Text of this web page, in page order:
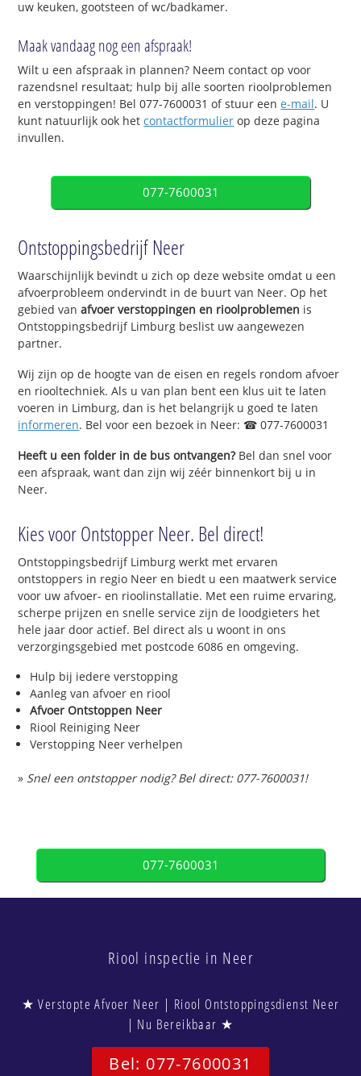
uw keuken, gootsteen of wc/badkamer.
Maak vandaag nog een afspraak!
Wilt u een afspraak in plannen? Neem contact op voor
razendsnel resultaat; hulp bij alle soorten rioolproblemen
en verstoppingen! Bel 077-7600031 of stuur eene-mail. U
kunt natuurlijk ook hetcontactformulier op deze pagina
invullen.
077-7600031
Ontstoppingsbedrijf Neer
Waarschijnlijk bevindt u zich op deze website omdat u een
afvoerprobleem ondervindt in de buurt van Neer. Op het
gebied vanafvoer verstoppingen en rioolproblemen is
Ontstoppingsbedrijf Limburg beslist uw aangewezen
partner.
Wij zijn op de hoogte van de eisen en regels rondom afvoer
en riooltechniek. Als u van plan bent een klus uit te laten
voeren in Limburg, dan is het belangrijk u goed te laten
informeren. Bel voor een bezoek in Neer: ☎ 077-7600031
Heeft u een folder in de bus ontvangen?Bel dan snel voor
een afspraak, want dan zijn wij zéér binnenkort bij u in
Neer.
Kies voor Ontstopper Neer. Bel direct!
Ontstoppingsbedrijf Limburg werkt met ervaren
ontstoppers in regio Neer en biedt u een maatwerk service
voor uw afvoer- en rioolinstallatie. Met een ruime ervaring,
scherpe prijzen en snelle service zijn de loodgieters het
hele jaar door actief. Bel direct als u woont in ons
verzorgingsgebied met postcode 6086 en omgeving.
Hulp bij iedere verstopping
Aanleg van afvoer en riool
Afvoer Ontstoppen Neer
Riool Reiniging Neer
Verstopping Neer verhelpen
» Snel een ontstopper nodig? Bel direct: 077-7600031!
077-7600031
Riool inspectie in Neer
★ Verstopte Afvoer Neer | Riool Ontstoppingsdienst Neer
| Nu Bereikbaar ★
Bel: 077-7600031